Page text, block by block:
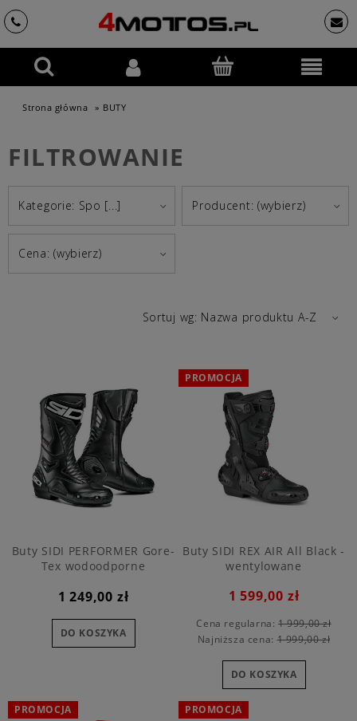
Strona główna » BUTY
FILTROWANIE
Kategorie: Spo [...] Producent: (wybierz)
Cena: (wybierz)
Sortuj wg: Nazwa produktu A-Z
Buty SIDI PERFORMER Gore-
Tex wodoodporne
1 249,00 zł
DO KOSZYKA
Buty SIDI REX AIR All Black -
wentylowane
1 599,00 zł
Cena regularna: 1 999,00 zł
Najniższa cena:1 999,00 zł
DO KOSZYKA
PROMOCJA
PROMOCJA PROMOCJA